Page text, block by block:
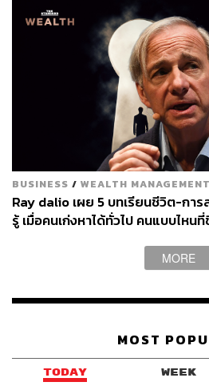
BUSINESS / WEALTH MANAGEMENT
Ray dalio เผย 5 บทเรียนชีวิต-กา
รู้ เมื่อคนเก่งหาได้ทั่วไป คนแบบไหน
MORE
MOST
TODAY WEEK